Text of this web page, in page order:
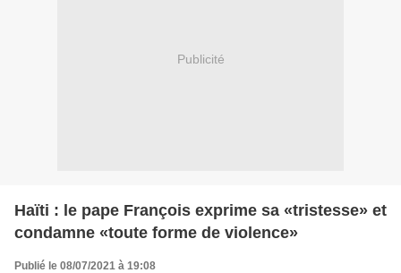
Publicité
Haïti : le pape François exprime sa «tristesse» et
condamne «toute forme de violence»
Publié le 08/07/2021 à 19:08